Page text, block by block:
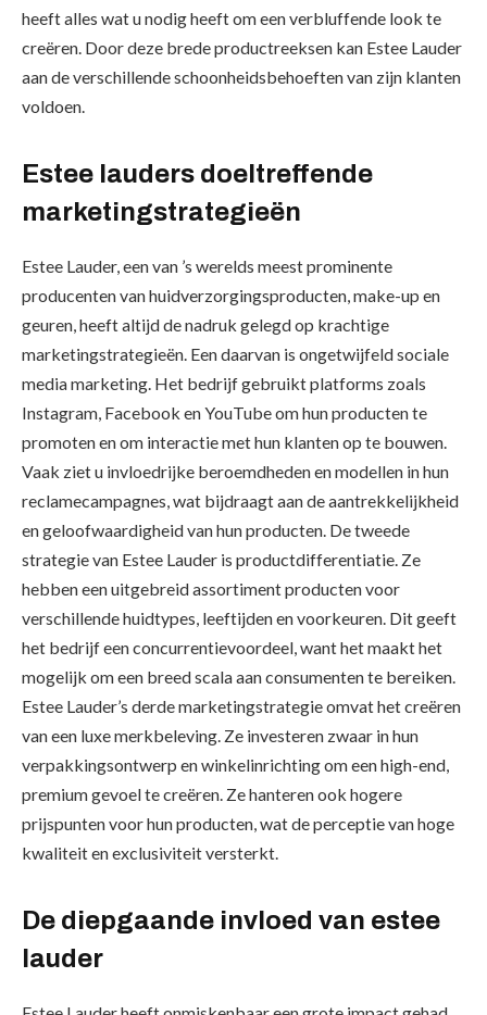
heeft alles wat u nodig heeft om een verbluffende look te
creëren. Door deze brede productreeksen kan Estee Lauder
aan de verschillende schoonheidsbehoeften van zijn klanten
voldoen.
Estee lauders doeltreffende
marketingstrategieën
Estee Lauder, een van ’s werelds meest prominente
producenten van huidverzorgingsproducten, make-up en
geuren, heeft altijd de nadruk gelegd op krachtige
marketingstrategieën. Een daarvan is ongetwijfeld sociale
media marketing. Het bedrijf gebruikt platforms zoals
Instagram, Facebook en YouTube om hun producten te
promoten en om interactie met hun klanten op te bouwen.
Vaak ziet u invloedrijke beroemdheden en modellen in hun
reclamecampagnes, wat bijdraagt aan de aantrekkelijkheid
en geloofwaardigheid van hun producten. De tweede
strategie van Estee Lauder is productdifferentiatie. Ze
hebben een uitgebreid assortiment producten voor
verschillende huidtypes, leeftijden en voorkeuren. Dit geeft
het bedrijf een concurrentievoordeel, want het maakt het
mogelijk om een breed scala aan consumenten te bereiken.
Estee Lauder’s derde marketingstrategie omvat het creëren
van een luxe merkbeleving. Ze investeren zwaar in hun
verpakkingsontwerp en winkelinrichting om een high-end,
premium gevoel te creëren. Ze hanteren ook hogere
prijspunten voor hun producten, wat de perceptie van hoge
kwaliteit en exclusiviteit versterkt.
De diepgaande invloed van estee
lauder